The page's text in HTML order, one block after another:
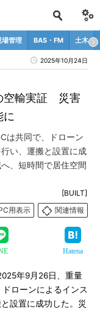
場管理 BAS・FM 土木
2025年10月24日
空輸実証 災害
に
は共同で、ドローン
い、運搬と設置に成
、短時間で居住空間
[BUILT]
用表示
関連情報
Hatena
年9月26日、重量
ローンによるインス
設置に成功した。災